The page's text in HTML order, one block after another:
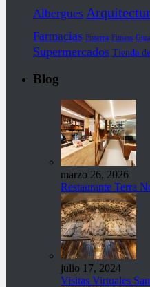
Albergues
Farmacias Fisterra Fitness
Supermercados Tienda
Blog
marzo 26, 2026
Restaurante Terra
julio 17, 2024
Visitas Virtuales